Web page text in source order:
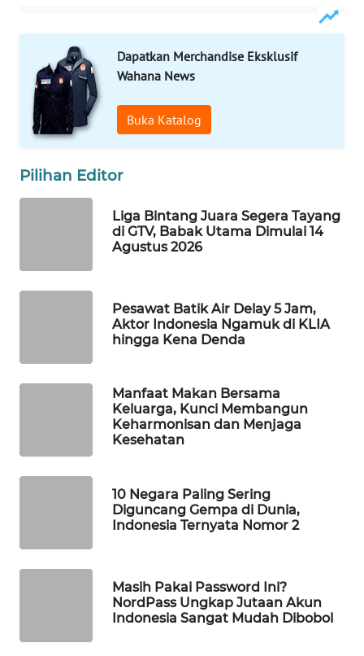
Dapatkan Merchandise Eksklusif
Wahana News
Buka Katalog
Pilihan Editor
Liga Bintang Juara Segera Tayang
di GTV, Babak Utama Dimulai 14
Agustus 2026
Pesawat Batik Air Delay 5 Jam,
Aktor Indonesia Ngamuk di KLIA
hingga Kena Denda
Manfaat Makan Bersama
Keluarga, Kunci Membangun
Keharmonisan dan Menjaga
Kesehatan
10 Negara Paling Sering
Diguncang Gempa di Dunia,
Indonesia Ternyata Nomor 2
Masih Pakai Password Ini?
NordPass Ungkap Jutaan Akun
Indonesia Sangat Mudah Dibobol
WAHANA
TRAVEL
WAHANA
TV
WAHANANEWS
ID
WAHANA
SPORT